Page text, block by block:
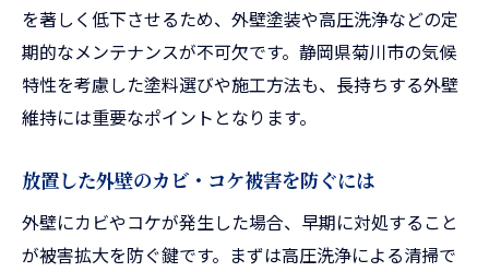
を著しく低下させるため、外壁塗装や高圧洗浄などの定
期的なメンテナンスが不可欠です。静岡県菊川市の気候
特性を考慮した塗料選びや施工方法も、長持ちする外壁
維持には重要なポイントとなります。
放置した外壁のカビ・コケ被害を防ぐには
外壁にカビやコケが発生した場合、早期に対処すること
が被害拡大を防ぐ鍵です。まずは高圧洗浄による清掃で